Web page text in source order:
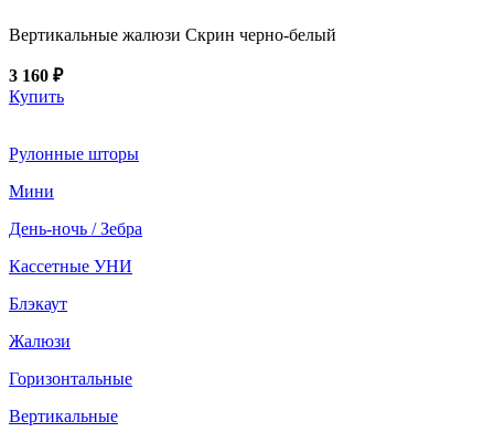
Вертикальные жалюзи Скрин черно-белый
3 160 ₽
Купить
Рулонные шторы
Мини
День-ночь / Зебра
Кассетные УНИ
Блэкаут
Жалюзи
Горизонтальные
Вертикальные